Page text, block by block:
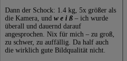
Dann der Schock: 1.4 kg, 5x größer als
die Kamera, und w e i ß – ich wurde
überall und dauernd darauf
angesprochen. Nix für mich – zu groß,
zu schwer, zu auffällig. Da half auch
die wirklich gute Bildqualität nicht.